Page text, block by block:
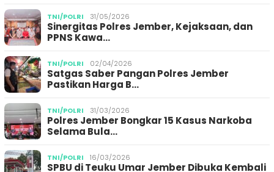
TNI/POLRI 31/05/2026
Sinergitas Polres Jember, Kejaksaan, dan
PPNS Kawa…
TNI/POLRI 02/04/2026
Satgas Saber Pangan Polres Jember
Pastikan Harga B…
TNI/POLRI 31/03/2026
Polres Jember Bongkar 15 Kasus Narkoba
Selama Bula…
TNI/POLRI 16/03/2026
SPBU di Teuku Umar Jember Dibuka Kembali